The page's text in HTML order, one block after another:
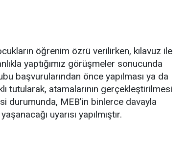
öğrenim özrü verilirken, kılavuz ile
yaptığımız görüşmeler sonucunda
başvurularından önce yapılması ya da
tutularak, atamalarının gerçekleştirilmesi
durumunda, MEB’in binlerce davayla
uyarısı yapılmıştır.